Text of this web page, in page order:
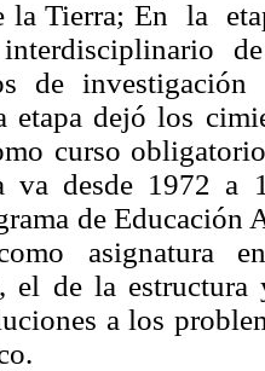
la Tierra; En la
interdisciplinario
de
etapa dejó los
curso
va desde 1972 a
de Educación
asignatura
el de la
a los